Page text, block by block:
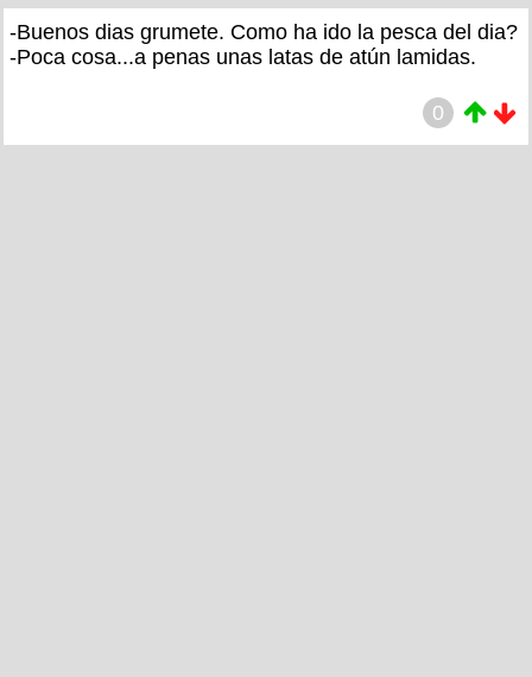
-Buenos dias grumete. Como ha ido la pesca del dia?
-Poca cosa...a penas unas latas de atún lamidas.
0